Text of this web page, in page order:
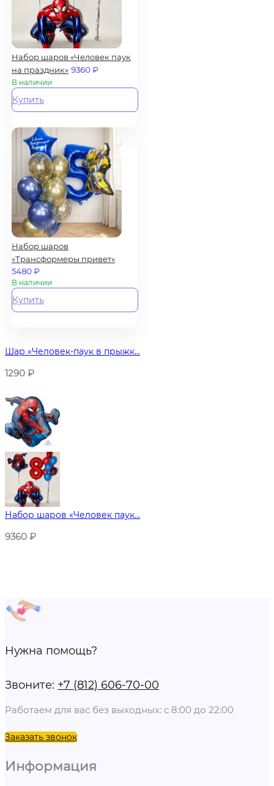
Набор шаров «Человек паук
на праздник» 9360₽
В наличии
Купить
Набор шаров
«Трансформеры привет»
5480₽
В наличии
Купить
Шар «Человек-паук в прыжк...
1290 ₽
Набор шаров «Человек паук...
9360 ₽
Нужна помощь?
Звоните: +7 (812) 606-70-00
Работаем для вас без выходных: с 8:00 до 22:00
Заказать звонок
Информация